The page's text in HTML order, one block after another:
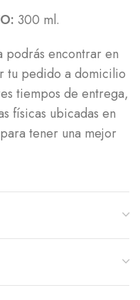
300 ml.
podrás encontrar en
tu pedido a domicilio
tiempos de entrega,
físicas ubicadas en
tener una mejor